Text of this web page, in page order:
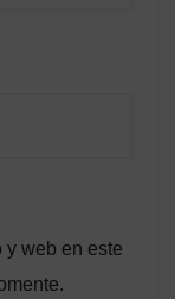
y web en este